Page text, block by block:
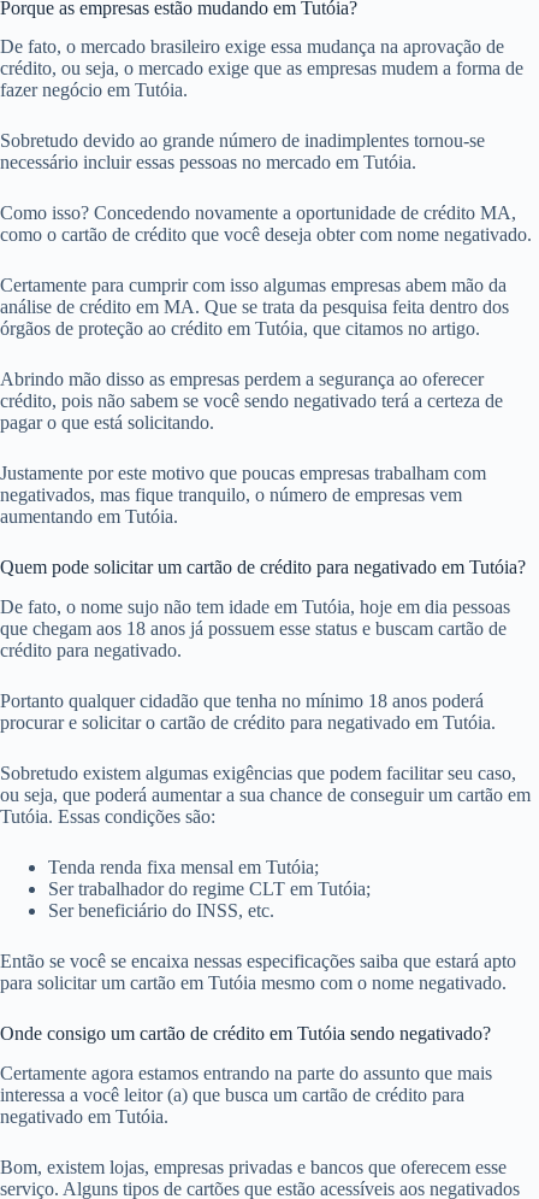
Porque as empresas estão mudando em Tutóia?
De fato, o mercado brasileiro exige essa mudança na aprovação de
crédito, ou seja, o mercado exige que as empresas mudem a forma de
fazer negócio em Tutóia.
Sobretudo devido ao grande número de inadimplentes tornou-se
necessário incluir essas pessoas no mercado em Tutóia.
Como isso? Concedendo novamente a oportunidade de crédito MA,
como o cartão de crédito que você deseja obter com nome negativado.
Certamente para cumprir com isso algumas empresas abem mão da
análise de crédito em MA. Que se trata da pesquisa feita dentro dos
órgãos de proteção ao crédito em Tutóia, que citamos no artigo.
Abrindo mão disso as empresas perdem a segurança ao oferecer
crédito, pois não sabem se você sendo negativado terá a certeza de
pagar o que está solicitando.
Justamente por este motivo que poucas empresas trabalham com
negativados, mas fique tranquilo, o número de empresas vem
aumentando em Tutóia.
Quem pode solicitar um cartão de crédito para negativado em Tutóia?
De fato, o nome sujo não tem idade em Tutóia, hoje em dia pessoas
que chegam aos 18 anos já possuem esse status e buscam cartão de
crédito para negativado.
Portanto qualquer cidadão que tenha no mínimo 18 anos poderá
procurar e solicitar o cartão de crédito para negativado em Tutóia.
Sobretudo existem algumas exigências que podem facilitar seu caso,
ou seja, que poderá aumentar a sua chance de conseguir um cartão em
Tutóia. Essas condições são:
Tenda renda fixa mensal em Tutóia;
Ser trabalhador do regime CLT em Tutóia;
Ser beneficiário do INSS, etc.
Então se você se encaixa nessas especificações saiba que estará apto
para solicitar um cartão em Tutóia mesmo com o nome negativado.
Onde consigo um cartão de crédito em Tutóia sendo negativado?
Certamente agora estamos entrando na parte do assunto que mais
interessa a você leitor (a) que busca um cartão de crédito para
negativado em Tutóia.
Bom, existem lojas, empresas privadas e bancos que oferecem esse
serviço. Alguns tipos de cartões que estão acessíveis aos negativados